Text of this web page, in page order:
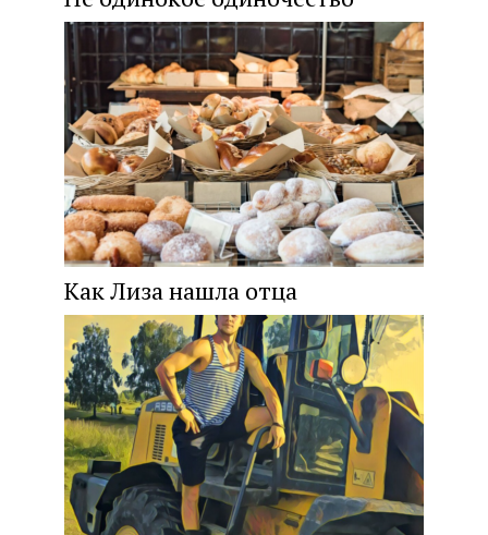
Как Лиза нашла отца